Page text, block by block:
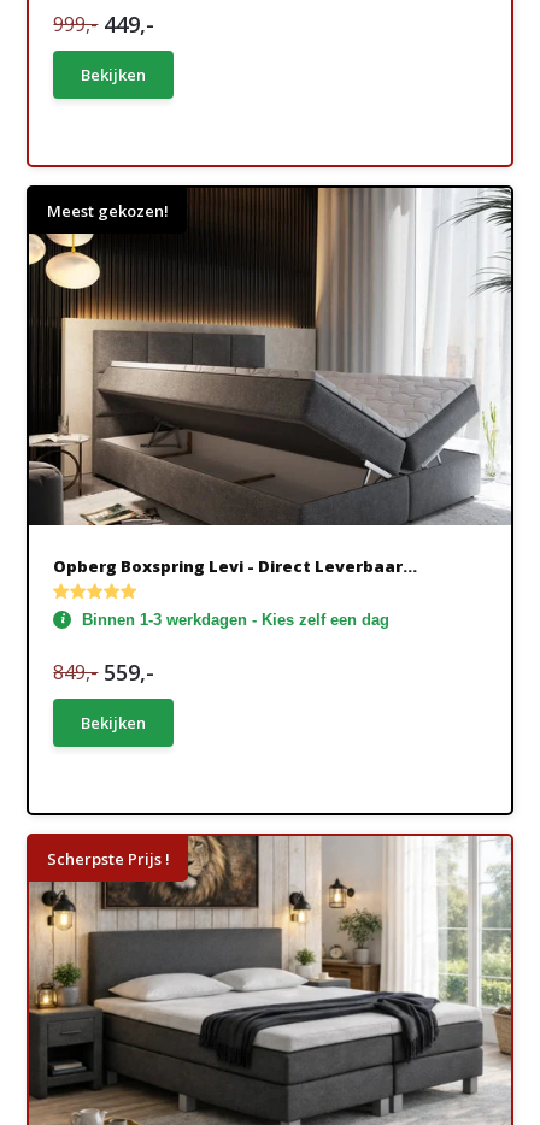
999,- 449,-
Bekijken
Meest gekozen!
Opberg Boxspring Levi - Direct Leverbaar...
Binnen 1-3 werkdagen - Kies zelf een dag
849,- 559,-
Bekijken
Scherpste Prijs !